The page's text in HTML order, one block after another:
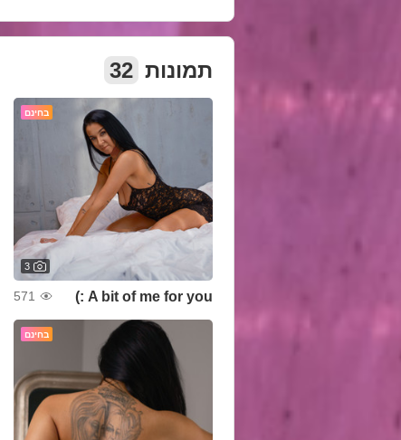
תמונות 32
בחינם
3
A bit of me for you :)
571
בחינם